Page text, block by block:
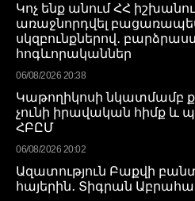
Կոչ ենք անում ՀՀ
առաջնորդվել
սկզբունքներով․
հոգևորականներ
06/08/2026 20:38
Կաթողիկոսի նկատմամբ
չունի իրավական հիմք և
ՀԲԸՄ
06/08/2026 20:02
Ազատություն Բաքվի
հայերին․ Տիգրան